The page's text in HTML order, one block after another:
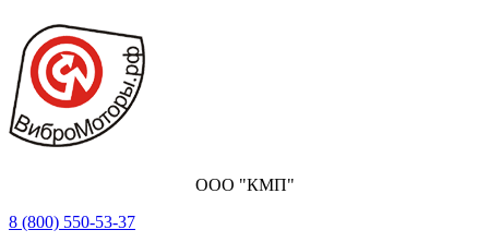
ООО "КМП"
8 (800) 550-53-37